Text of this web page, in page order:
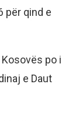
për qind e
po i
e Daut